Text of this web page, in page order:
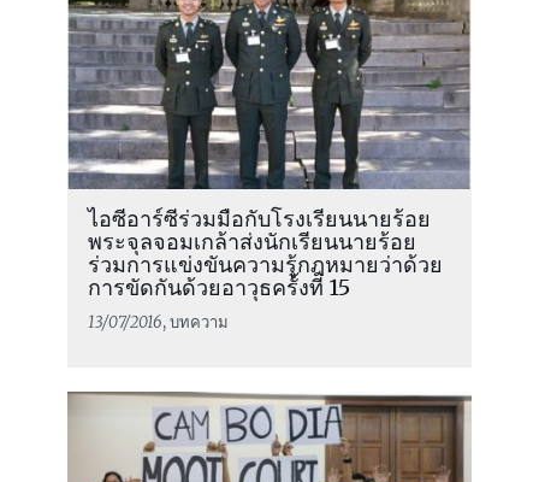
ไอซีอาร์ซีร่วมมือกับโรงเรียนนายร้อย
พระจุลจอมเกล้าส่งนักเรียนนายร้อย
ร่วมการแข่งขันความรู้กฎหมายว่าด้วย
การขัดกันด้วยอาวุธครั้งที่ 15
13/07/2016, บทความ